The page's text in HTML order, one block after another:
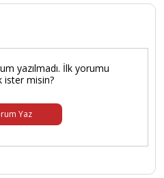
yazılmadı. İlk yorumu
ister misin?
Yaz